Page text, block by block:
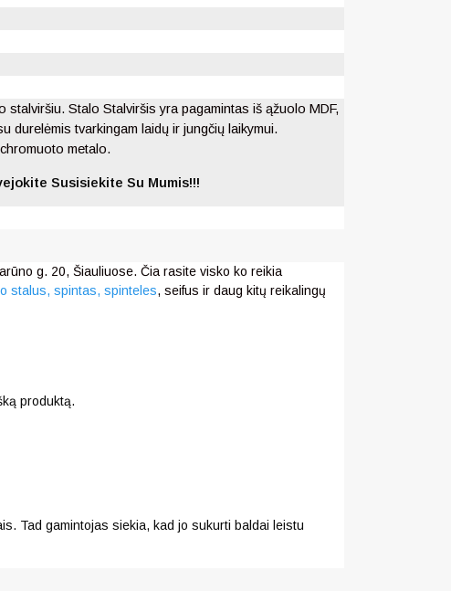
stalviršiu. Stalo Stalviršis yra pagamintas iš ąžuolo MDF,
durelėmis tvarkingam laidų ir jungčių laikymui.
metalo.
Susisiekite Su Mumis!!!
g. 20, Šiauliuose. Čia rasite visko ko reikia
stalus, spintas, spinteles, seifus ir daug kitų reikalingų
produktą.
Tad gamintojas siekia, kad jo sukurti baldai leistu